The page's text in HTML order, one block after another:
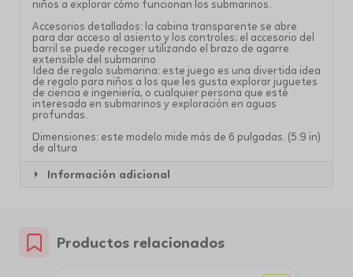
niños a explorar cómo funcionan los submarinos.
Accesorios detallados: la cabina transparente se abre
para dar acceso al asiento y los controles; el accesorio del
barril se puede recoger utilizando el brazo de agarre
extensible del submarino
Idea de regalo submarina: este juego es una divertida idea
de regalo para niños a los que les gusta explorar juguetes
de ciencia e ingeniería, o cualquier persona que esté
interesada en submarinos y exploración en aguas
profundas.
Dimensiones: este modelo mide más de 6 pulgadas. (5.9 in)
de altura
Información adicional
Productos relacionados